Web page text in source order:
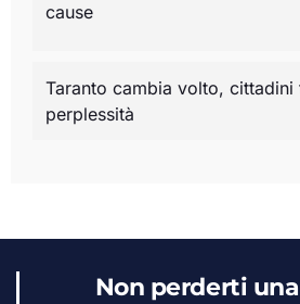
cause
Taranto cambia volto, cittadini
perplessità
Non perderti